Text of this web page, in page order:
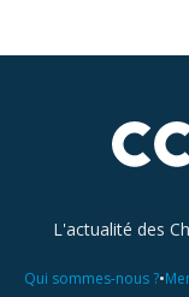
L'actualité des
Qui sommes-nous ?•